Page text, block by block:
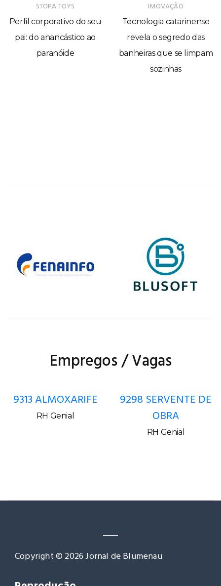
STOPA TOYS
Perfil corporativo do seu
pai: do anancástico ao
paranóide
IMOVAÇÃO
Tecnologia catarinense
revela o segredo das
banheiras que se limpam
sozinhas
Empregos / Vagas
9313 ALMOXARIFE
RH Genial
9298 SERVENTE DE
OBRA
RH Genial
Copyright © 2026 Jornal de Blumenau